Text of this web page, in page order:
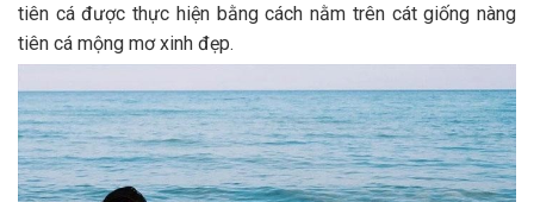
tiên cá được thực hiện bằng cách nằm trên cát giống nàng
tiên cá mộng mơ xinh đẹp.